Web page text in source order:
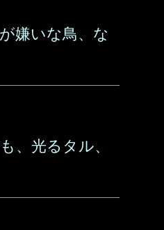
嫌いな鳥、な
、光るタル、